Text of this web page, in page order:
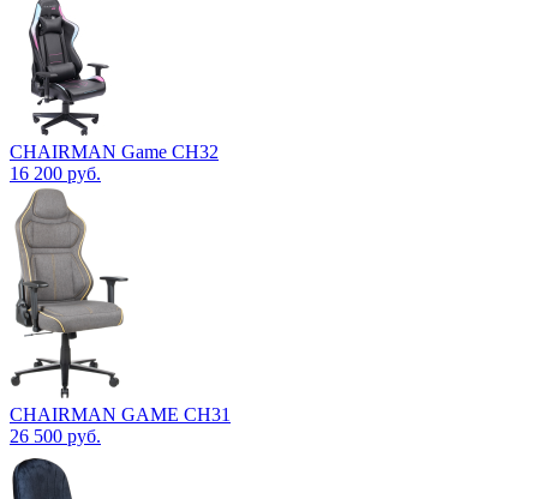
CHAIRMAN Game CH32
16 200 руб.
CHAIRMAN GAME CH31
26 500 руб.